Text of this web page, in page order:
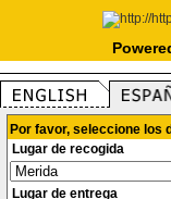
Por favor, seleccione los
Lugar de recogida
Lugar de entrega